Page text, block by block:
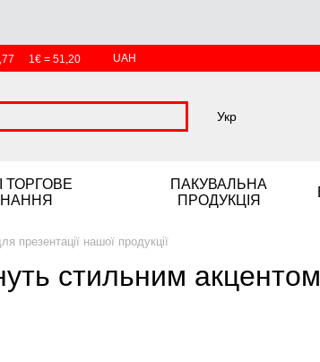
1€ = 51,20 UAH
Укр
ТОРГОВЕ
ПАКУВАЛЬНА
ПРОДУКЦІЯ
презентації нашої продукції
стильним